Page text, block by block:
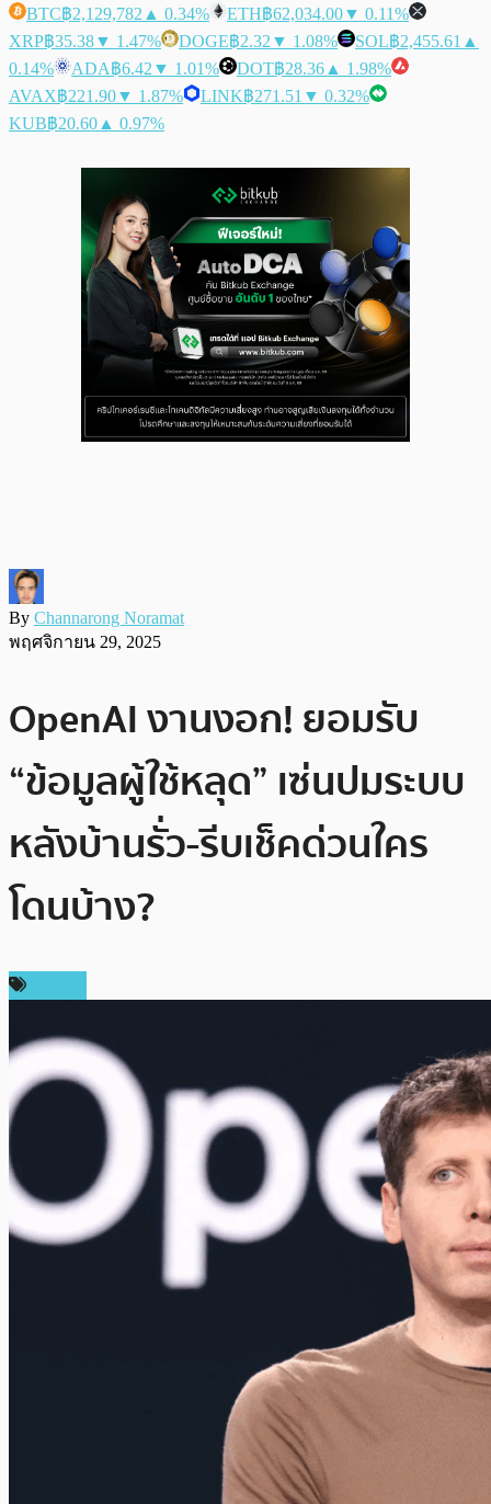
BTC฿2,129,782 ▲ 0.34% ETH฿62,034.00▼ 0.11%
XRP฿35.38▼ 1.47% DOGE฿2.32 ▼ 1.08% SOL฿2,455.61 ▲
0.14%
ADA฿6.42 ▼ 1.01% DOT฿28.36 ▲ 1.98%
AVAX฿221.90▼ 1.87% LINK฿271.51 ▼ 0.32%
KUB฿20.60 ▲ 0.97%
By Channarong Noramat
พฤศจิกายน 29, 2025
OpenAI งานงอก! ยอมรับ
“ข้อมูลผู้ใช้หลุด” เซ่นปมระบบ
หลังบ้านรั่ว-รีบเช็คด่วนใคร
โดนบ้าง?